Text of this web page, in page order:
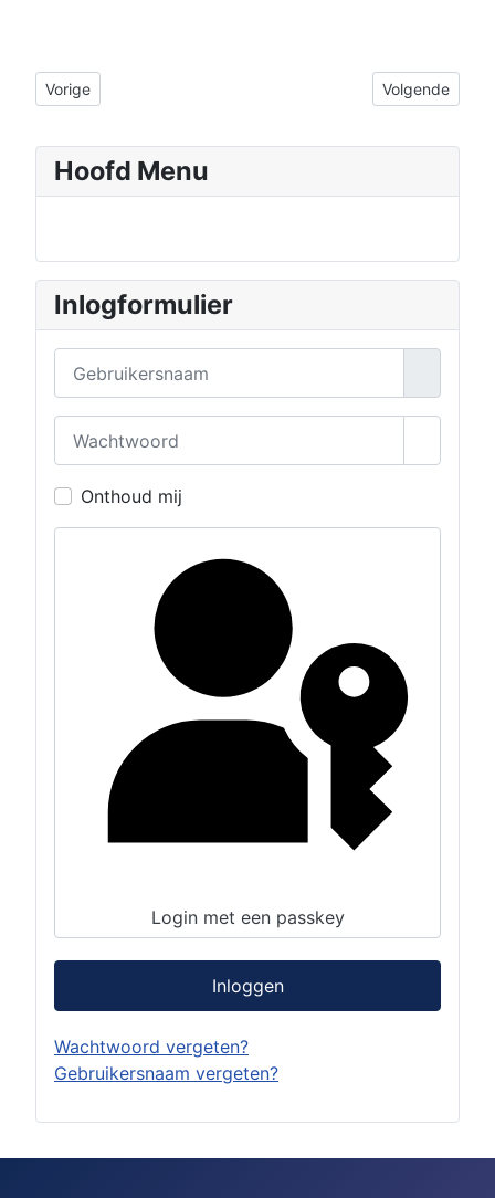
Hoofd Menu
Inlogformulier
Onthoud mij
Login met een passkey
Inloggen
Wachtwoord vergeten?
Gebruikersnaam vergeten?
Vorig artikel: maart 2015 Cor
Vorige Volgende
Volgende